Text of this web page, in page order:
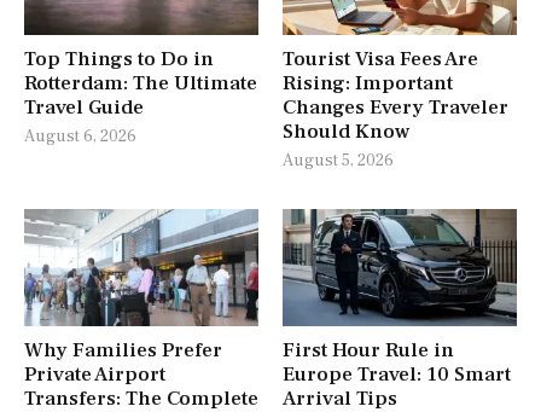
Top Things to Do in
Rotterdam: The Ultimate
Travel Guide
August 6, 2026
Tourist Visa Fees Are
Rising: Important
Changes Every Traveler
Should Know
August 5, 2026
Why Families Prefer
Private Airport
Transfers: The Complete
First Hour Rule in
Europe Travel: 10 Smart
Arrival Tips